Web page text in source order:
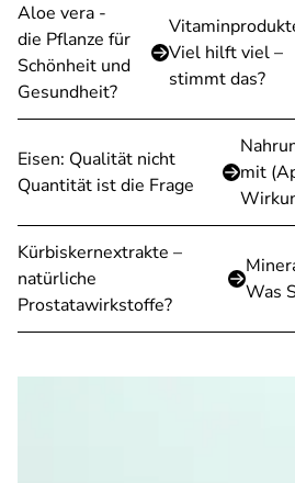
Aloe vera -
die Pflanze für
Schönheit und
Gesundheit?
Viel hilft viel –
stimmt das?
Eisen: Qualität nicht
Quantität ist die Frage
mit
Kürbiskernextrakte –
natürliche
Prostatawirkstoffe?
Was